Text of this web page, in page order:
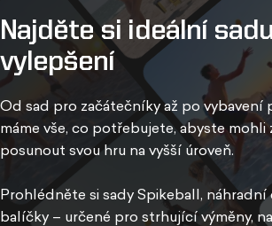
Najděte si ideální
vylepšení
Od sad pro začátečníky až po vybavení
máme vše, co potřebujete, abyste
posunout svou hru na vyšší úroveň.
Prohlédněte si sady Spikeball, náhradní
balíčky – určené pro strhující výměny,